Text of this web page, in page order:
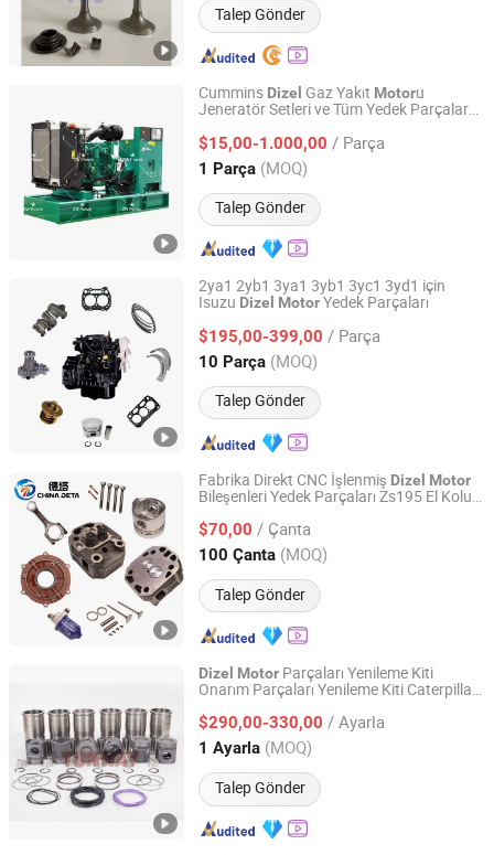
Talep Gönder
Cummins Dizel Gaz Yakıt Motoru
Jeneratör Setleri ve Tüm Yedek Parçalar
Filtreler Contalar Fan Kayışı
Pimleri Bağlantı Çubuğu
$15,00-1.000,00 / Parça
1 Parça (MOQ)
Talep Gönder
Sichuan Zhengwei Power Technology Co., Ltd
Sichuan, China Fiyat 2025
2ya1 2yb1 3ya1 3yb1 3yc1 3yd1 için
Isuzu Dizel MotorYedek Parçaları
$195,00-399,00 / Parça
10 Parça (MOQ)
Talep Gönder
Hangzhou Yes New Energy Tech Co., Ltd
Zhejiang, China Fiyat 2013
Fabrika Direkt CNC İşlenmiş Dizel Motor
Bileşenleri Yedek Parçaları Zs195 El Kolu -
$70,00 / Çanta
100 Çanta (MOQ)
Talep Gönder
Hebei Xiongandetar Import and Export Trade Co., Ltd.
Hebei, China Fiyat 2026
Dizel Motor Parçaları Yenileme Kiti
Onarım Parçaları Yenileme Kiti Caterpillar
Perkins Komatsu Kubota Yanmar Jcb
Toyota Doosan için
$290,00-330,00 / Ayarla
1 Ayarla (MOQ)
Talep Gönder
Guangzhou Tunway Heavy Machinery Co., Ltd.
Guangdong, China Fiyat 2025